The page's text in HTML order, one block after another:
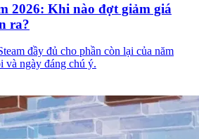
2026: Khi nào đợt giảm giá
ra?
đầy đủ cho phần còn lại của năm
và ngày đáng chú ý.